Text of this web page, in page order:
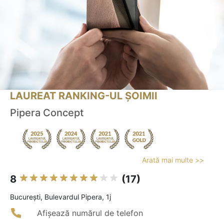
LAUREAT RANKING-UL ȘOIMII
Pipera Concept
Arată mai multe >>
8 (17)
Bucureşti, Bulevardul Pipera, 1j
Afișează numărul de telefon